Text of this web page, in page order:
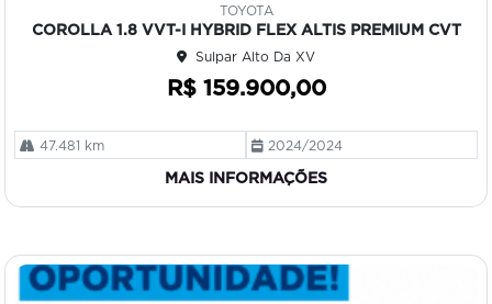
art
ilh
TOYOTA
COROLLA 1.8 VVT-I HYBRID FLEX ALTIS PREMIUM CVT
Sulpar Alto Da XV
R$ 159.900,00
47.481 km 2024/2024
MAIS INFORMAÇÕES